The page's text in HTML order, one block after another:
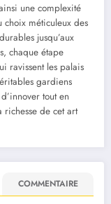
une complexité
choix méticuleux des
jusqu’aux
chaque étape
ravissent les palais
gardiens
tout en
richesse de cet art
COMMENTAIRE